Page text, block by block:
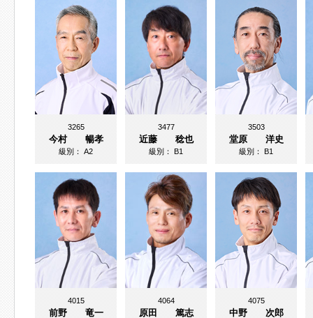
3265
今村 暢孝
級別：A2
3477
近藤 稔也
級別：B1
3503
堂原 洋史
級別：B1
4015
前野 竜一
4064
原田 篤志
4075
中野 次郎